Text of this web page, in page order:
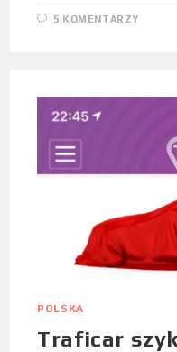
5 KOMENTARZY
POLSKA
Traficar